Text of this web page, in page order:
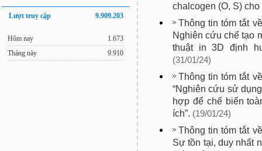
Lượt truy cập 9.909.203
Hôm nay
Tháng này
1.673
9.910
chalcogen (O, S)
Thông tin tóm tắt
Nghiên cứu chế tạo
thuật in 3D định
(31/01/24)
Thông tin tóm tắt
“Nghiên cứu sử
hợp để chế biến
ích”. (19/01/24)
Thông tin tóm tắt
Sự tồn tại, duy nhất